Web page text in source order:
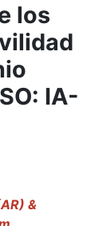
los
IA-
&